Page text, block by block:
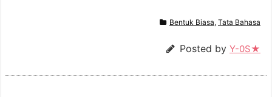
Bentuk Biasa, Tata Bahasa
Posted by Y-0S★